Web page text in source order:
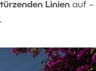
Linien auf –